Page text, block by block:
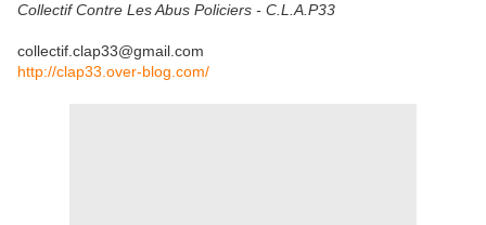
Collectif Contre Les Abus Policiers - C.L.A.P33
collectif.clap33@gmail.com
http://clap33.over-blog.com/